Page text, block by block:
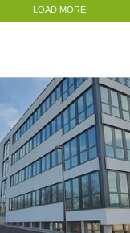
LOAD MORE